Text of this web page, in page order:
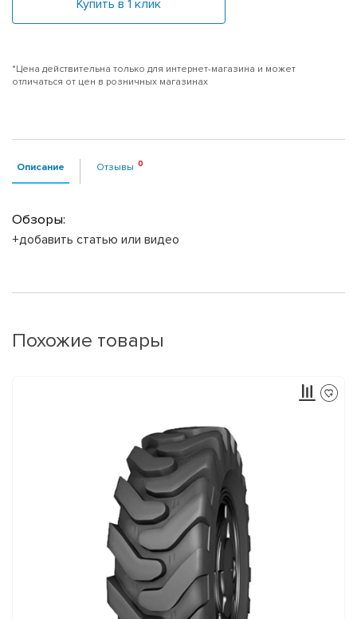
Купить в 1 клик
*Цена действительна только для интернет-магазина и может
отличаться от цен в розничных магазинах
Описание Отзывы
Обзоры:
+добавить статью или видео
Похожие товары